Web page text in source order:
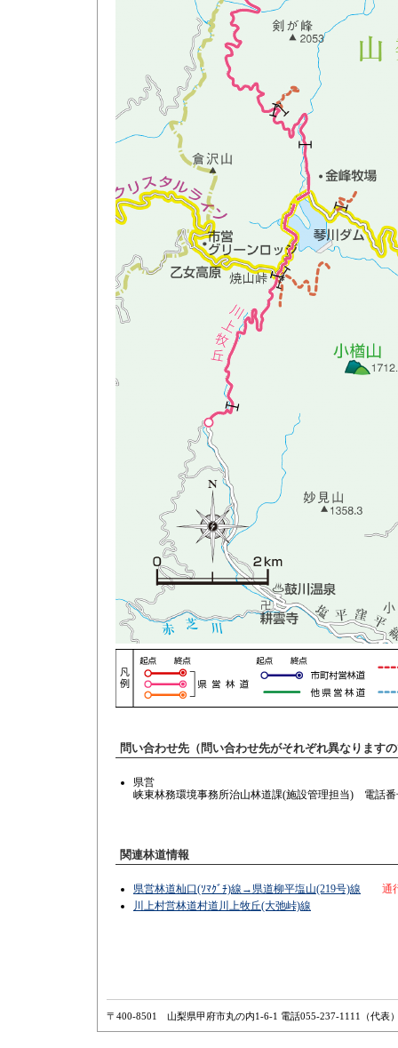
問い合わせ先（問い合わせ先がそれぞれ異なります
県営
峡東林務環境事務所治山林道課(施設管理担当) 電話番
関連林道情報
県営林道杣口(ｿﾏｸﾞﾁ)線→県道柳平塩山(219号)線
通
川上村営林道村道川上牧丘(大弛峠)線
〒400-8501 山梨県甲府市丸の内1-6-1 電話055-237-1111（代表